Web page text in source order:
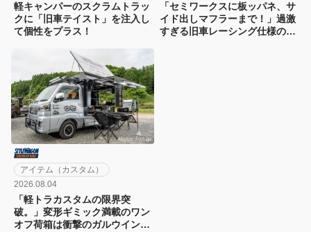
軽キャンパーのスクラムトラッ
クに「旧車テイスト」を注入し
て個性をプラス！
「セミワークスに板ッパネ、サ
イド出しマフラーまで！」過激
すぎる旧車レーシング仕様のハ
アイテム（カスタム）
2026.08.04
「軽トラカスタムの限界突
破。」変形ギミック満載のワン
オフ荷箱は衝撃のガルウイング